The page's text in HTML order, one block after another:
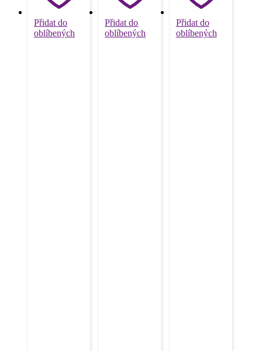
Přidat do
oblíbených
Přidat do
oblíbených
Přidat do
oblíbených